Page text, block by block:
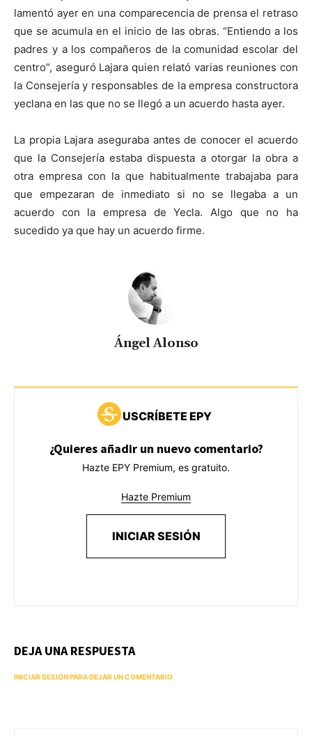
lamentó ayer en una comparecencia de prensa el retraso
que se acumula en el inicio de las obras. “Entiendo a los
padres y a los compañeros de la comunidad escolar del
centro”, aseguró Lajara quien relató varias reuniones con
la Consejería y responsables de la empresa constructora
yeclana en las que no se llegó a un acuerdo hasta ayer.
La propia Lajara aseguraba antes de conocer el acuerdo
que la Consejería estaba dispuesta a otorgar la obra a
otra empresa con la que habitualmente trabajaba para
que empezaran de inmediato si no se llegaba a un
acuerdo con la empresa de Yecla. Algo que no ha
sucedido ya que hay un acuerdo firme.
Ángel Alonso
USCRÍBETE EPY
¿Quieres añadir un nuevo comentario?
Hazte EPY Premium, es gratuito.
Hazte Premium
INICIAR SESIÓN
DEJA UNA RESPUESTA
INICIAR SESIÓN PARA DEJAR UN COMENTARIO